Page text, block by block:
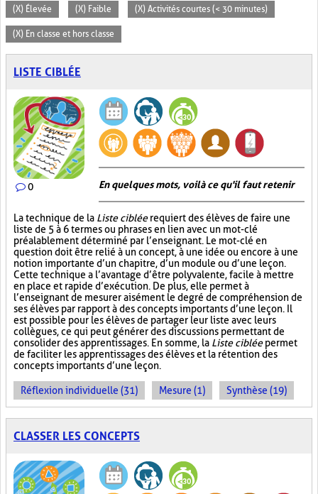
(X) Élevée (X) Faible (X) Activités courtes (< 30 minutes)
(X) En classe et hors classe
LISTE CIBLÉE
0 En quelques mots, voilà ce qu'il faut retenir
La technique de la Liste cibléerequiert des élèves de faire une
liste de 5 à 6 termes ou phrases en lien avec un mot-clé
préalablement déterminé par l’enseignant. Le mot-clé en
question doit être relié à un concept, à une idée ou encore à une
notion importante d’un chapitre, d’un module ou d’une leçon.
Cette technique a l’avantage d’être polyvalente, facile à mettre
en place et rapide d’exécution. De plus, elle permet à
l’enseignant de mesurer aisément le degré de compréhension de
ses élèves par rapport à des concepts importants d’une leçon. Il
est possible pour les élèves de partager leur liste avec leurs
collègues, ce qui peut générer des discussions permettant de
consolider des apprentissages. En somme, la Liste cibléepermet
de faciliter les apprentissages des élèves et la rétention des
concepts importants d’une leçon.
Réflexion individuelle (31) Mesure (1) Synthèse (19)
CLASSER LES CONCEPTS